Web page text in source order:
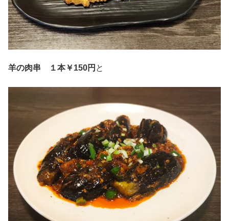
羊の肉串 １本￥150円 と